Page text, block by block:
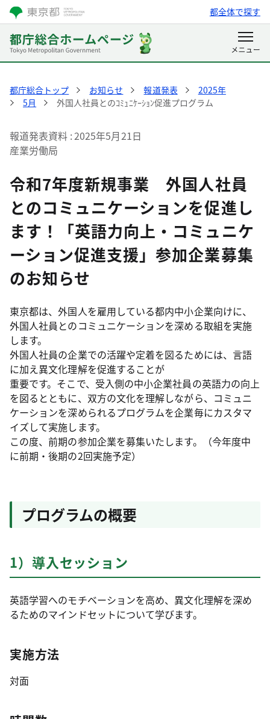
都全体で探す
都庁総合トップ お知らせ 報道発表
2025年
5月
外国人社員とのｺﾐｭﾆｹｰｼｮﾝ促進プログラム
報道発表資料 2025年5月21日
産業労働局
令和7年度新規事業 外国人社員
とのコミュニケーションを促進し
ます！「英語力向上・コミュニケ
ーション促進支援」参加企業募集
のお知らせ
東京都は、外国人を雇用している都内中小企業向けに、
外国人社員とのコミュニケーションを深める取組を実施
します。
外国人社員の企業での活躍や定着を図るためには、言語
に加え異文化理解を促進することが
重要です。そこで、受入側の中小企業社員の英語力の向上
を図るとともに、双方の文化を理解しながら、コミュニ
ケーションを深められるプログラムを企業毎にカスタマ
イズして実施します。
この度、前期の参加企業を募集いたします。（今年度中
に前期・後期の2回実施予定）
プログラムの概要
1）導入セッション
英語学習へのモチベーションを高め、異文化理解を深め
るためのマインドセットについて学びます。
実施方法
対面